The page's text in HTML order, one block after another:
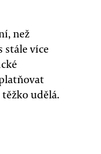
než
více
udělá.